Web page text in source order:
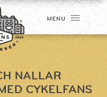
MENU
NALLAR
CYKELFANS